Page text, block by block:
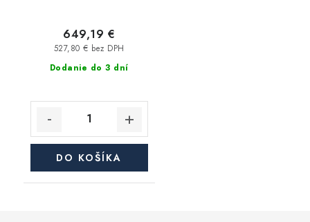
Dodanie do 3 dní
527,80 € bez DPH
649,19 €
DO KOŠÍKA